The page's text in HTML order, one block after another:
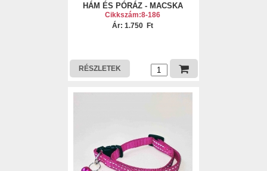
HÁM ÉS PÓRÁZ - MACSKA
Cikkszám:8-186
Ár: 1.750 Ft
RÉSZLETEK